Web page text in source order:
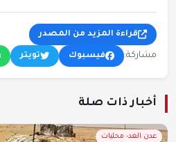
قراءة المزيد من المصدر
مشاركة: فيسبوك تويتر
أخبار ذات صلة
عدن الغد- محليات